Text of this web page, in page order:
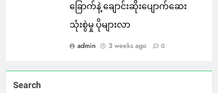
ခြောက်နဲ့ ချောင်းဆိုးပျောက်ဆေး
သုံးစွဲမှု ပိုများလာ
admin 3 weeks ago 0
Search